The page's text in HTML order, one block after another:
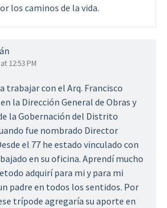
los caminos de la vida.
12:53 PM
trabajar con el Arq. Francisco
la Dirección General de Obras y
la Gobernación del Distrito
fue nombrado Director
el 77 he estado vinculado con
en su oficina. Aprendí mucho
adquirí para mi y para mi
padre en todos los sentidos. Por
trípode agregaría su aporte en